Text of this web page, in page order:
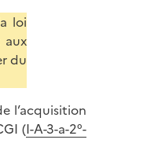
loi
aux
du
l’acquisition
(I-A-3-a-2°-